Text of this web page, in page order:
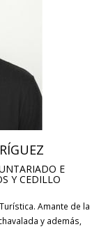
E
Y CEDILLO
Amante de la
y además,